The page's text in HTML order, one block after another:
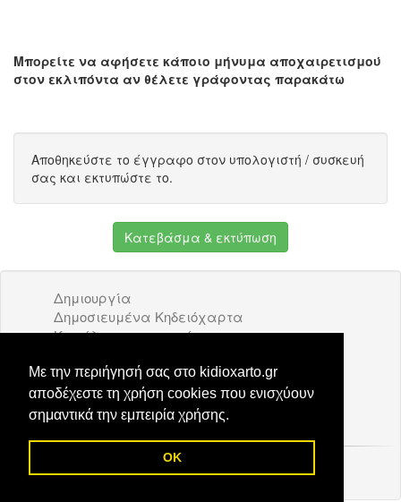
Με την περιήγησή σας στο kidioxarto.gr
αποδέχεστε τη χρήση cookies που ενισχύουν
σημαντικά την εμπειρία χρήσης.
OK
Μπορείτε να αφήσετε κάποιο μήνυμα αποχαιρετισμού
στον εκλιπόντα αν θέλετε γράφοντας παρακάτω
Αποθηκεύστε το έγγραφο στον υπολογιστή / συσκευή
σας και εκτυπώστε το.
Κατεβάσμα & εκτύπωση
Δημιουργία
Δημοσιευμένα Κηδειόχαρτα
Κατάλογος επιχειρήσεων
Διαφήμιση
Επικοινωνία
© 2026 Kidioxarto.gr /Επικοινωνία